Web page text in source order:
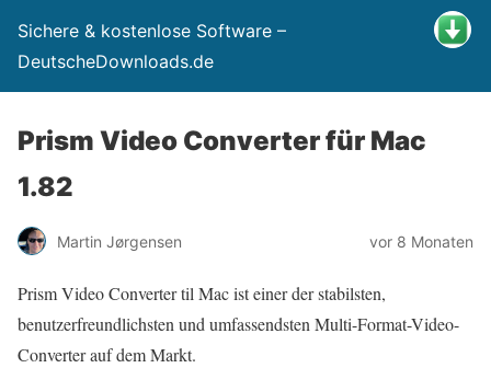
Sichere & kostenlose Software –
DeutscheDownloads.de
Prism Video Converter für Mac
1.82
Martin Jørgensen vor 8 Monaten
Prism Video Converter til Mac ist einer der stabilsten,
benutzerfreundlichsten und umfassendsten Multi-Format-Video-
Converter auf dem Markt.